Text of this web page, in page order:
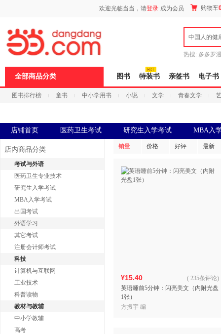
欢迎光临当当，请登录 成为会员 购物车
中国人的健
热搜: 多多罗
全部商品分类 图书 特装书 亲签书 电子书
图书排行榜 童书 中小学用书 小说 文学 青春文学
店铺首页 医药卫生考试 研究生入学考试 MBA入
店内商品分类
考试与外语
医药卫生专业技术
研究生入学考试
MBA入学考试
出国考试
外语学习
其它考试
注册会计师考试
科技
计算机与互联网
工业技术
科普读物
教材与教辅
中小学教辅
高考
销量 价格 好评 最新
¥15.40
英语睡前5分钟：闪亮美文（内附光盘
1张）
( 235条评论)
方振宇 编
页
浪
键
打